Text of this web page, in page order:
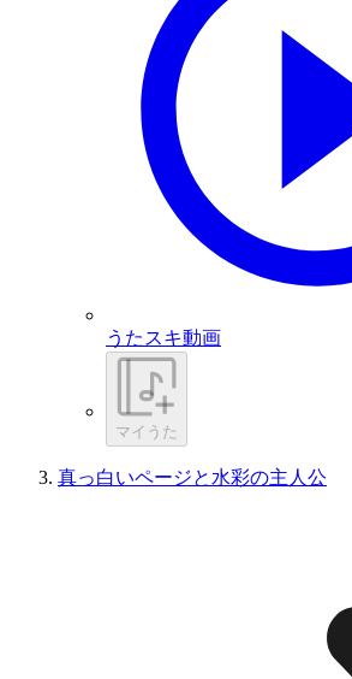
うたスキ動画
マイうた
真っ白いページと水彩の主人公